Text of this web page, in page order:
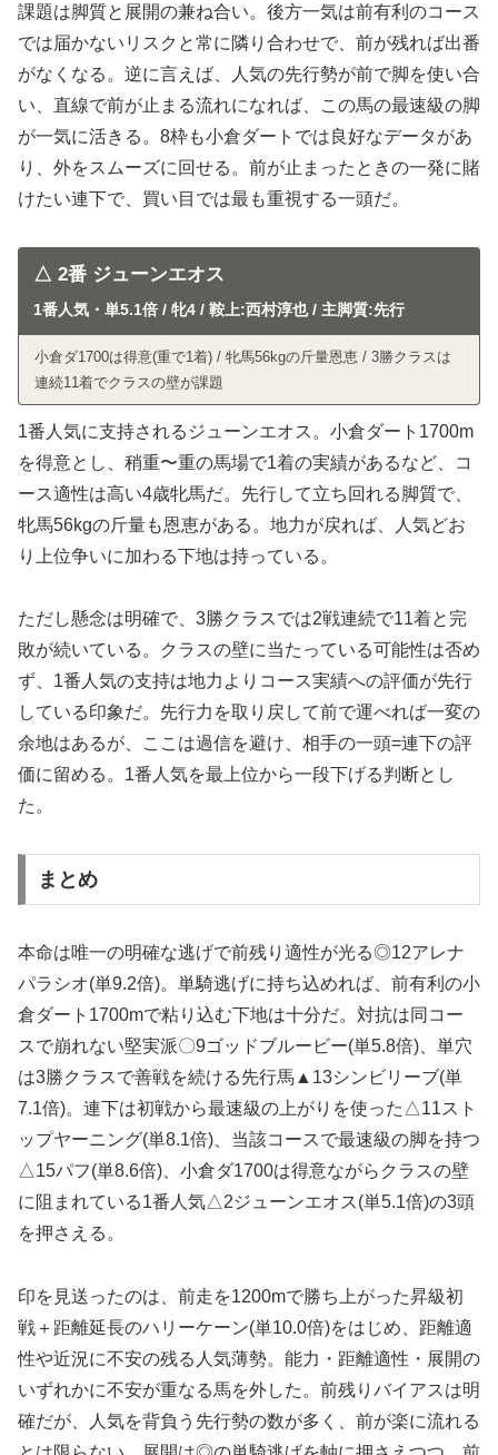
課題は脚質と展開の兼ね合い。後方一気は前有利のコース
では届かないリスクと常に隣り合わせで、前が残れば出番
がなくなる。逆に言えば、人気の先行勢が前で脚を使い合
い、直線で前が止まる流れになれば、この馬の最速級の脚
が一気に活きる。8枠も小倉ダートでは良好なデータがあ
り、外をスムーズに回せる。前が止まったときの一発に賭
けたい連下で、買い目では最も重視する一頭だ。
△ 2番 ジューンエオス
1番人気・単5.1倍 / 牝4 / 鞍上:西村淳也 / 主脚質:先行
小倉ダ1700は得意(重で1着) / 牝馬56kgの斤量恩恵 / 3勝クラスは
連続11着でクラスの壁が課題
1番人気に支持されるジューンエオス。小倉ダート1700m
を得意とし、稍重〜重の馬場で1着の実績があるなど、コ
ース適性は高い4歳牝馬だ。先行して立ち回れる脚質で、
牝馬56kgの斤量も恩恵がある。地力が戻れば、人気どお
り上位争いに加わる下地は持っている。
ただし懸念は明確で、3勝クラスでは2戦連続で11着と完
敗が続いている。クラスの壁に当たっている可能性は否め
ず、1番人気の支持は地力よりコース実績への評価が先行
している印象だ。先行力を取り戻して前で運べれば一変の
余地はあるが、ここは過信を避け、相手の一頭=連下の評
価に留める。1番人気を最上位から一段下げる判断とし
た。
まとめ
本命は唯一の明確な逃げで前残り適性が光る◎12アレナ
パラシオ(単9.2倍)。単騎逃げに持ち込めれば、前有利の小
倉ダート1700mで粘り込む下地は十分だ。対抗は同コー
スで崩れない堅実派〇9ゴッドブルービー(単5.8倍)、単穴
は3勝クラスで善戦を続ける先行馬▲13シンビリーブ(単
7.1倍)。連下は初戦から最速級の上がりを使った△11スト
ップヤーニング(単8.1倍)、当該コースで最速級の脚を持つ
△15パフ(単8.6倍)、小倉ダ1700は得意ながらクラスの壁
に阻まれている1番人気△2ジューンエオス(単5.1倍)の3頭
を押さえる。
印を見送ったのは、前走を1200mで勝ち上がった昇級初
戦＋距離延長のハリーケーン(単10.0倍)をはじめ、距離適
性や近況に不安の残る人気薄勢。能力・距離適性・展開の
いずれかに不安が重なる馬を外した。前残りバイアスは明
確だが、人気を背負う先行勢の数が多く、前が楽に流れる